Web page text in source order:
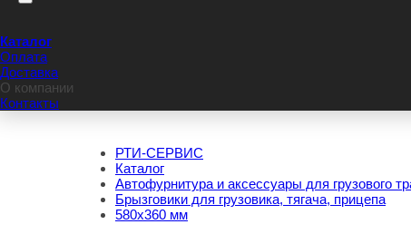
Каталог
Оплата
Доставка
О компании
Контакты
РТИ-СЕРВИС
Каталог
Автофурнитура и аксессуары для грузового
Брызговики для грузовика, тягача, прицепа
580х360 мм